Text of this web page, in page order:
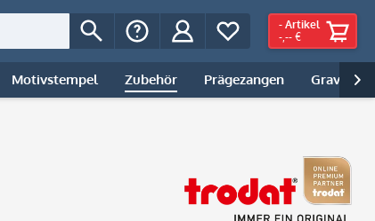
- Artikel
-,-- €
Motivstempel Zubehör Prägezangen Gravur |
